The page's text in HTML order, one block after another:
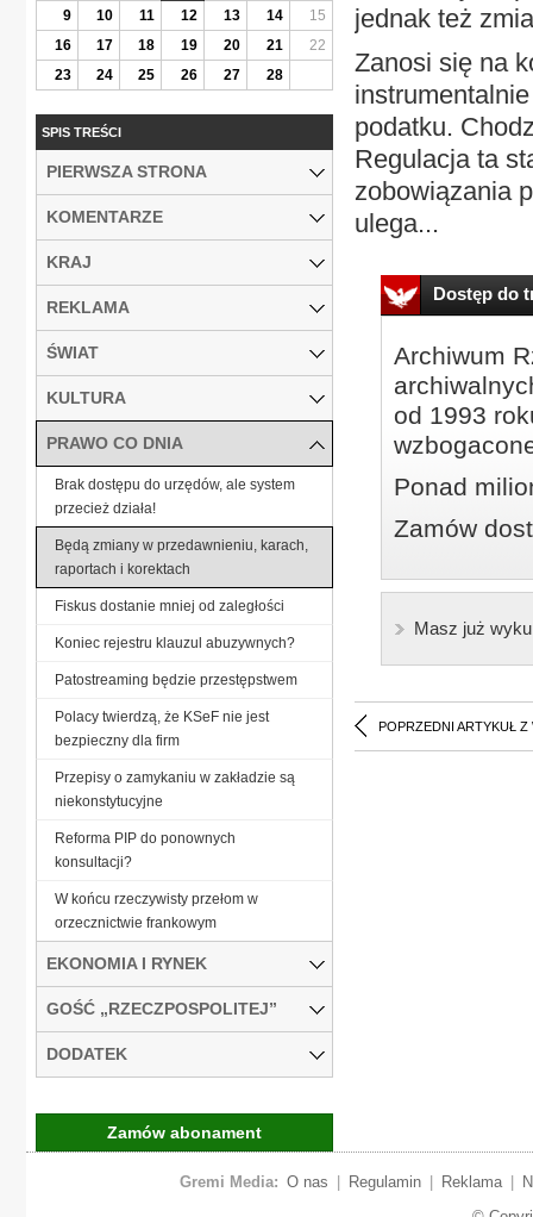
jednak też
Zanosi się na
podatku.
Regulacja ta
zobowiązania
ulega...
Dostęp do
Archiwum
od 1993
Ponad
Zamów
Masz już
POPRZEDNI ARTYKUŁ Z
9
10 11 12 13 14
15
16
17 18 19 20 21
22
23
24 25 26 27 28
SPIS TREŚCI
PIERWSZA STRONA
KOMENTARZE
KRAJ
REKLAMA
ŚWIAT
KULTURA
PRAWO CO DNIA
Brak dostępu do urzędów, ale system
przecież działa!
Będą zmiany w przedawnieniu, karach,
raportach i korektach
Fiskus dostanie mniej od zaległości
Koniec rejestru klauzul abuzywnych?
Patostreaming będzie przestępstwem
Polacy twierdzą, że KSeF nie jest
bezpieczny dla firm
Przepisy o zamykaniu w zakładzie są
niekonstytucyjne
Reforma PIP do ponownych
konsultacji?
W końcu rzeczywisty przełom w
orzecznictwie frankowym
EKONOMIA I RYNEK
GOŚĆ „RZECZPOSPOLITEJ”
DODATEK
Zamów abonament
Gremi Media: O nas Regulamin Reklama